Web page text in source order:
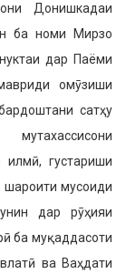
Донишкадаи
ба номи Мирзо
дар Паёми
омӯзиши
сатҳу
илмӣ, густариши
шароити мусоиди
дар рӯҳияи
ба муқаддасоти
ва Ваҳдати